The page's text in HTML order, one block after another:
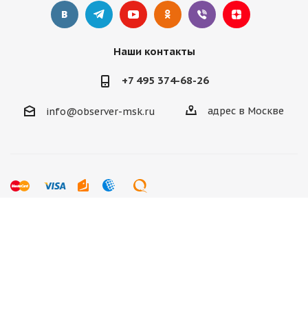
Наши контакты
+7 495 374-68-26
info@observer-msk.ru адрес в Москве